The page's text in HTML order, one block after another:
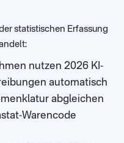
statistischen Erfassung
nutzen 2026 KI-
automatisch
abgleichen
Warencode